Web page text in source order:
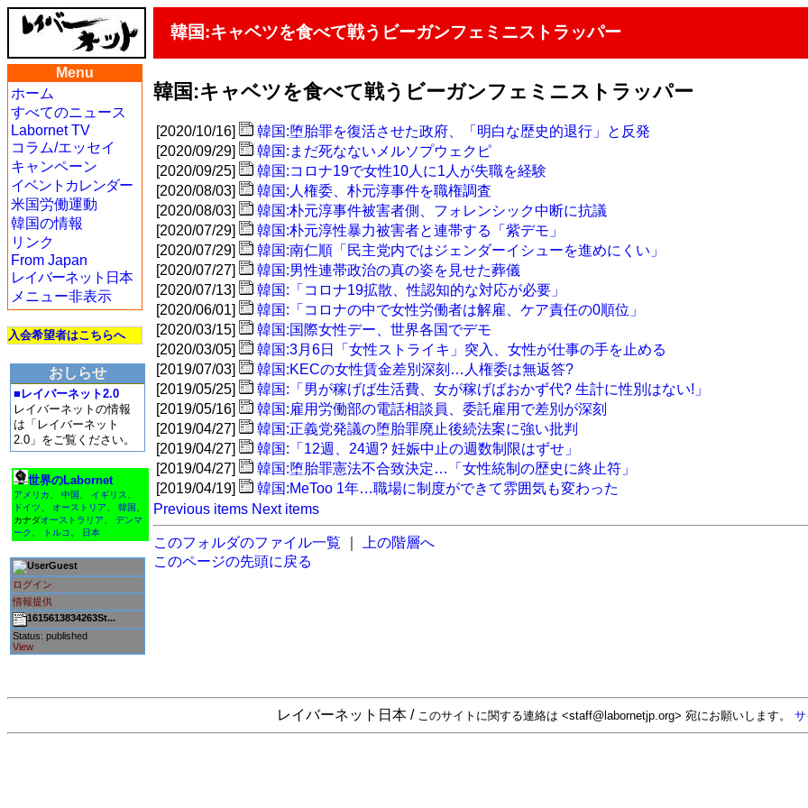
韓国:キャベツを食べて戦うビーガンフェミニストラッパー
Menu
ホーム
すべてのニュース
Labornet TV
コラム/エッセイ
キャンペーン
イベントカレンダー
米国労働運動
韓国の情報
リンク
From Japan
レイバーネット日本
メニュー非表示
入会希望者はこちらへ
おしらせ
■レイバーネット2.0
レイバーネットの情報
は「レイバーネット
2.0」をご覧ください。
世界のLabornet
アメリカ 中国 イギリス
ドイツ
オーストリア 韓国
カナダオーストラリア
デンマ
ーク
トルコ 日本
Guest
ログイン
情報提供
1615613834263St...
Status: published
View
韓国:キャベツを食べて戦うビーガンフェミニストラッパー
[2020/10/16]
韓国:堕胎罪を復活させた政府、「明白な歴史的退行」と反発
[2020/09/29]
韓国:まだ死なないメルソプウェクピ
[2020/09/25]
韓国:コロナ19で女性10人に1人が失職を経験
[2020/08/03]
韓国:人権委、朴元淳事件を職権調査
[2020/08/03]
韓国:朴元淳事件被害者側、フォレンシック中断に抗議
[2020/07/29]
韓国:朴元淳性暴力被害者と連帯する「紫デモ」
[2020/07/29]
韓国:南仁順「民主党内ではジェンダーイシューを進めにくい」
[2020/07/27]
韓国:男性連帯政治の真の姿を見せた葬儀
[2020/07/13]
韓国:「コロナ19拡散、性認知的な対応が必要」
[2020/06/01]
韓国:「コロナの中で女性労働者は解雇、ケア責任の0順位」
[2020/03/15]
韓国:国際女性デー、世界各国でデモ
[2020/03/05]
韓国:3月6日「女性ストライキ」突入、女性が仕事の手を止める
[2019/07/03]
韓国:KECの女性賃金差別深刻…人権委は無返答?
[2019/05/25]
韓国:「男が稼げば生活費、女が稼げばおかず代? 生計に性別はない!」
[2019/05/16]
韓国:雇用労働部の電話相談員、委託雇用で差別が深刻
[2019/04/27]
韓国:正義党発議の堕胎罪廃止後続法案に強い批判
[2019/04/27]
韓国:「12週、24週? 妊娠中止の週数制限はずせ」
[2019/04/27]
韓国:堕胎罪憲法不合致決定…「女性統制の歴史に終止符」
[2019/04/19]
韓国:MeToo 1年…職場に制度ができて雰囲気も変わった
Previous items Next items
このフォルダのファイル一覧
上の階層へ
このページの先頭に戻る
レイバーネット日本 / このサイトに関する連絡は <staff@labornetjp.org> 宛にお願いします。